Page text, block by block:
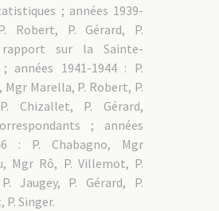
; années 1939-
Robert, P. Gérard, P.
rapport sur la Sainte-
années 1941-1944 : P.
Marella, P. Robert, P.
Chizallet, P. Gérard,
; années
: P. Chabagno, Mgr
Mgr Rô, P. Villemot, P.
Jaugey, P. Gérard, P.
Singer.